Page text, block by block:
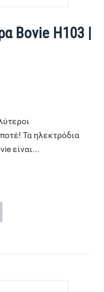
Bovie Η103 |
Τα ηλεκτρόδια
είναι...